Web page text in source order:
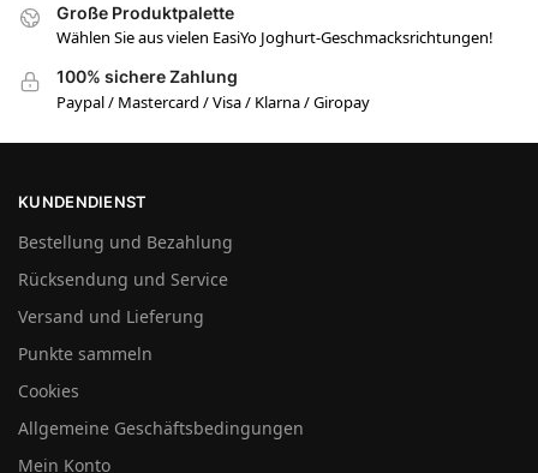
Große Produktpalette
Wählen Sie aus vielen EasiYo Joghurt-Geschmacksrichtungen!
100% sichere Zahlung
Paypal / Mastercard / Visa / Klarna / Giropay
KUNDENDIENST
Bestellung und Bezahlung
Rücksendung und Service
Versand und Lieferung
Punkte sammeln
Cookies
Allgemeine Geschäftsbedingungen
Mein Konto